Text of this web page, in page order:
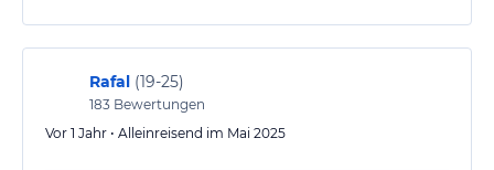
Rafal (19-25)
183 Bewertungen
Vor 1 Jahr • Alleinreisend im Mai 2025